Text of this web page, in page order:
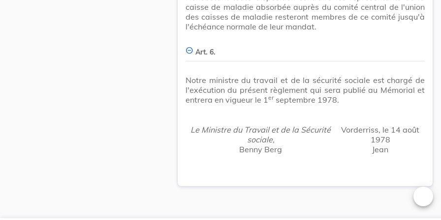
caisse de maladie absorbée auprès du comité central de l'union
des caisses de maladie resteront membres de ce comité jusqu'à
l'échéance normale de leur mandat.
Art. 6.
Notre ministre du travail et de la sécurité sociale est chargé de
l'exécution du présent règlement qui sera publié au Mémorial et
entrera en vigueur le 1 erseptembre 1978.
Le Ministre du Travail et de la Sécurité
sociale,
Benny Berg
Vorderriss, le 14 août
1978
Jean